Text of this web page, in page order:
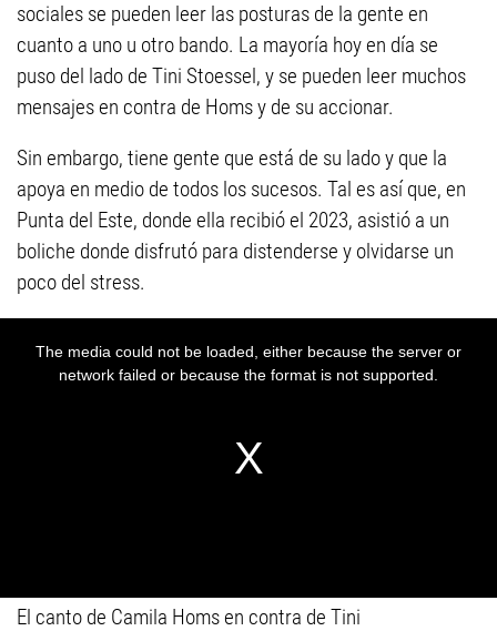
sociales se pueden leer las posturas de la gente en
cuanto a uno u otro bando. La mayoría hoy en día se
puso del lado de Tini Stoessel, y se pueden leer muchos
mensajes en contra de Homs y de su accionar.
Sin embargo, tiene gente que está de su lado y que la
apoya en medio de todos los sucesos. Tal es así que, en
Punta del Este, donde ella recibió el 2023, asistió a un
boliche donde disfrutó para distenderse y olvidarse un
poco del stress.
El canto de Camila Homs en contra de Tini